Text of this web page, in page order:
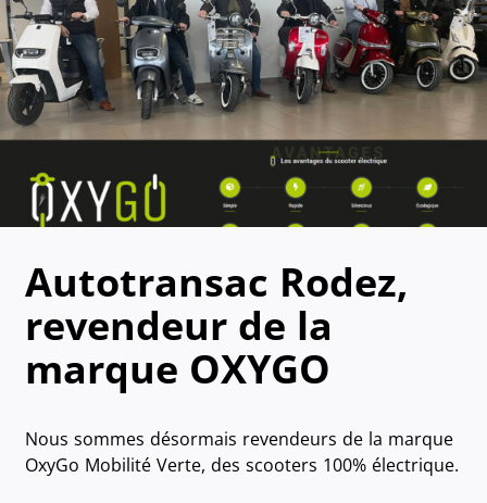
Autotransac Rodez,
revendeur de la
marque OXYGO
Nous sommes désormais revendeurs de la marque
OxyGo Mobilité Verte, des scooters 100% électrique.